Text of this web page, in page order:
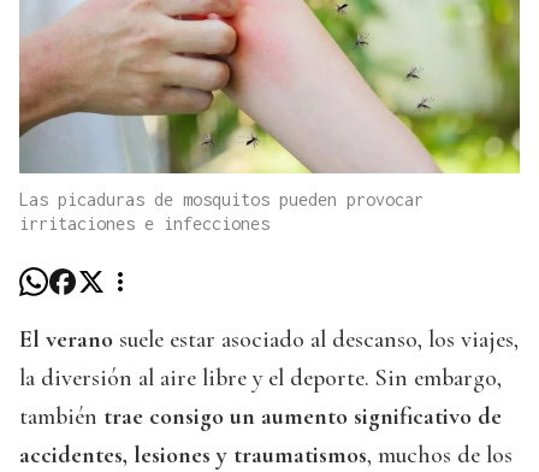
Las picaduras de mosquitos pueden provocar
irritaciones e infecciones
El verano suele estar asociado al descanso, los viajes,
la diversión al aire libre y el deporte. Sin embargo,
también trae consigo un aumento significativo de
accidentes, lesiones y traumatismos, muchos de los